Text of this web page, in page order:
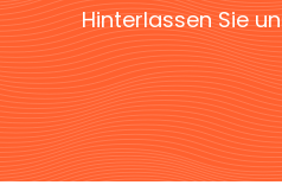
Hinterlassen Sie